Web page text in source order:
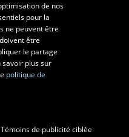
territoire et de développement
et développement
de nos
pour la
ne peuvent être
être
le partage
savoir plus sur
politique de
Témoins de publicité ciblée